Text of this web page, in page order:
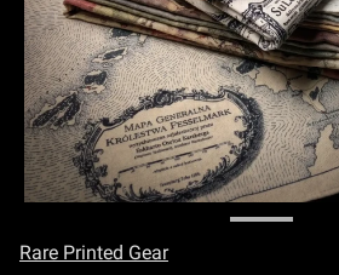
Rare Printed Gear